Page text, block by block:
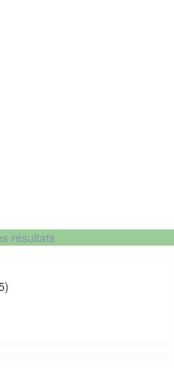
résultats